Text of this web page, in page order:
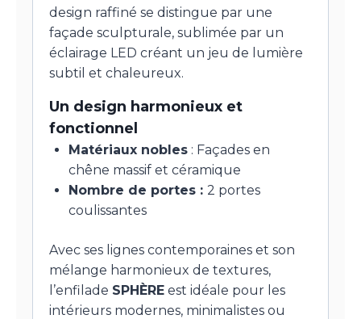
design raffiné se distingue par une
façade sculpturale, sublimée par un
éclairage LED créant un jeu de lumière
subtil et chaleureux.
Un design harmonieux et
fonctionnel
Matériaux nobles : Façades en
chêne massif et céramique
Nombre de portes : 2 portes
coulissantes
Avec ses lignes contemporaines et son
mélange harmonieux de textures,
l’enfilade SPHÈRE est idéale pour les
intérieurs modernes, minimalistes ou